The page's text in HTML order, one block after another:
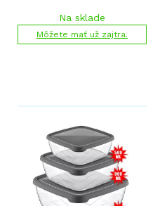
Na sklade
Môžete mať už zajtra.